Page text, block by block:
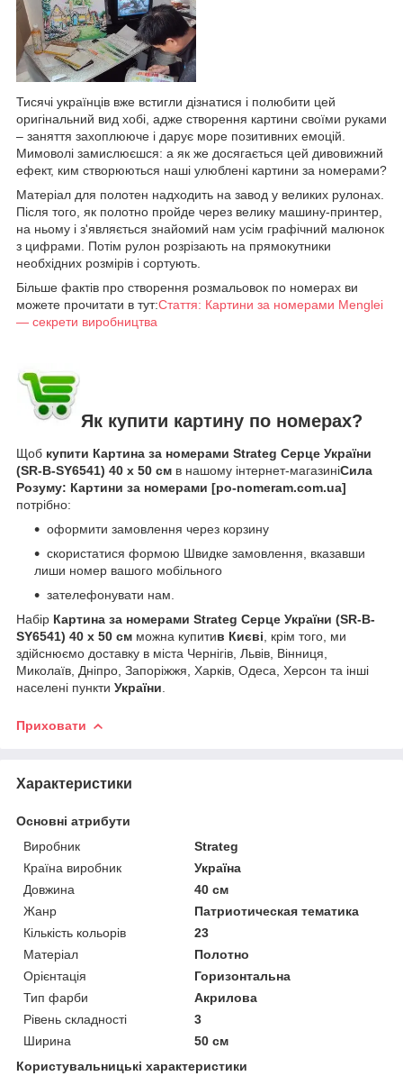
Тисячі українців вже встигли дізнатися і полюбити цей
оригінальний вид хобі, адже створення картини своїми руками
– заняття захоплююче і дарує море позитивних емоцій.
Мимоволі замислюєшся: а як же досягається цей дивовижний
ефект, ким створюються наші улюблені картини за номерами?
Матеріал для полотен надходить на завод у великих рулонах.
Після того, як полотно пройде через велику машину-принтер,
на ньому і з'являється знайомий нам усім графічний малюнок
з цифрами. Потім рулон розрізають на прямокутники
необхідних розмірів і сортують.
Більше фактів про створення розмальовок по номерах ви
можете прочитати в тут:Стаття: Картини за номерами Menglei
— секрети виробництва
Як купити картину по номерах?
Щоб купити Картина за номерами Strateg Серце України
(SR-B-SY6541) 40 х 50 см в нашому інтернет-магазиніСила
Розуму: Картини за номерами [po-nomeram.com.ua]
потрібно:
оформити замовлення через корзину
скористатися формою Швидке замовлення, вказавши
лиши номер вашого мобільного
зателефонувати нам.
Набір Картина за номерами Strateg Серце України (SR-B-
SY6541) 40 х 50 см можна купитив Києві , крім того, ми
здійснюємо доставку в міста Чернігів, Львів, Вінниця,
Миколаїв, Дніпро, Запоріжжя, Харків, Одеса, Херсон та інші
населені пункти України
Приховати
Характеристики
Основні атрибути
Виробник
Strateg
Країна виробник
Україна
Довжина
40 см
Жанр
Патриотическая тематика
Кількість кольорів
23
Матеріал
Полотно
Орієнтація
Горизонтальна
Тип фарби
Акрилова
Рівень складності
3
Ширина
50 см
Користувальницькі характеристики